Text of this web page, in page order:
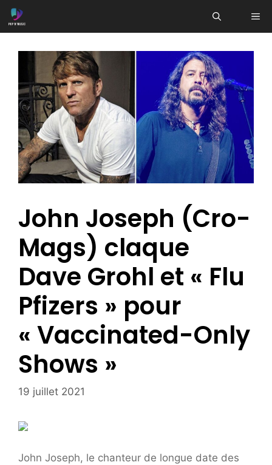
Aller
au
John Joseph (Cro-
Mags) claque
Dave Grohl et « Flu
Pfizers » pour
« Vaccinated-Only
Shows »
19 juillet 2021
John Joseph, le chanteur de longue date des